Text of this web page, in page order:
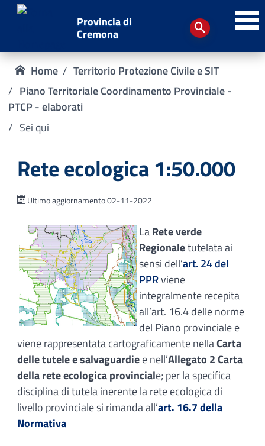
Provincia di
Cremona
Home
Territorio Protezione Civile e SIT
Piano Territoriale Coordinamento Provinciale -
PTCP - elaborati
Sei qui
Rete ecologica 1:50.000
Ultimo aggiornamento 02-11-2022
LaRete verde
Regionaletutelata ai
sensi dell’art. 24 del
PPRviene
integralmente recepita
all’art. 16.4 delle norme
del Piano provinciale e
viene rappresentata cartograficamente nellaCarta
delle tutele e salvaguardiee nell’Allegato 2 Carta
della rete ecologica provinciale; per la specifica
disciplina di tutela inerente la rete ecologica di
livello provinciale si rimanda all’art. 16.7 della
Normativa